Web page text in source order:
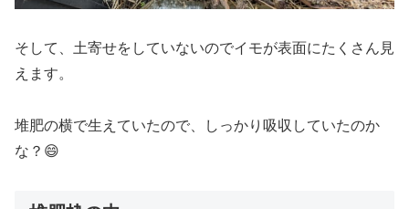
そして、土寄せをしていないのでイモが表面にたくさん見
えます。
堆肥の横で生えていたので、しっかり吸収していたのか
な？😄